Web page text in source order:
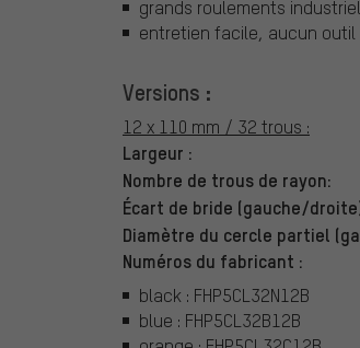
grands roulements
entretien facile, aucun
Versions :
12 x 110 mm / 32 trous :
Largeur :
Nombre de trous de rayon:
Écart de bride (gauche/
Diamètre du cercle partiel
Numéros du fabricant :
black : FHP5CL32N12B
blue : FHP5CL32B12B